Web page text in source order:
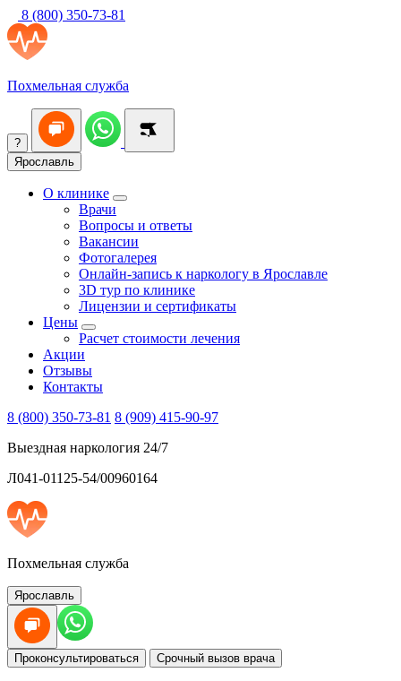
8 (800) 350-73-81
Похмельная служба
?
Ярославль
О клинике
Врачи
Вопросы и ответы
Вакансии
Фотогалерея
Онлайн-запись к наркологу в Ярославле
3D тур по клинике
Лицензии и сертификаты
Цены
Расчет стоимости лечения
Акции
Отзывы
Контакты
8 (800) 350-73-81 8 (909) 415-90-97
Выездная наркология 24/7
Л041-01125-54/00960164
Похмельная служба
Ярославль
Проконсультироваться Срочный вызов врача